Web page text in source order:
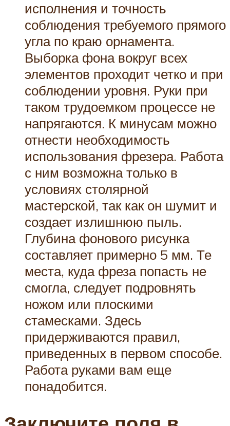
исполнения и точность
соблюдения требуемого прямого
угла по краю орнамента.
Выборка фона вокруг всех
элементов проходит четко и при
соблюдении уровня. Руки при
таком трудоемком процессе не
напрягаются. К минусам можно
отнести необходимость
использования фрезера. Работа
с ним возможна только в
условиях столярной
мастерской, так как он шумит и
создает излишнюю пыль.
Глубина фонового рисунка
составляет примерно 5 мм. Те
места, куда фреза попасть не
смогла, следует подровнять
ножом или плоскими
стамесками. Здесь
придерживаются правил,
приведенных в первом способе.
Работа руками вам еще
понадобится.